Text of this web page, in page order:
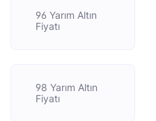
96 Yarım Altın
Fiyatı
98 Yarım Altın
Fiyatı